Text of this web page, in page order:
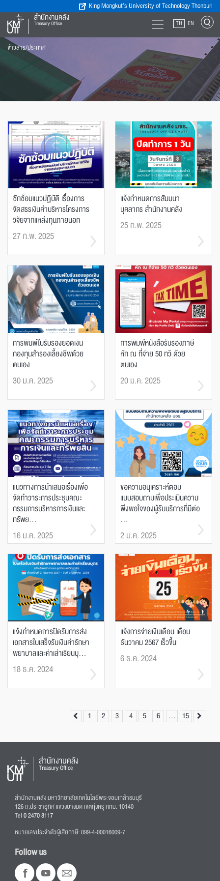
King Mongkut’s University of Technology Thonburi
สำนักงานคลัง
Treasury Office TH EN
ข่าวสาร/ประกาศ
ซักซ้อมแนวปฏิบัติ เรื่องการ
จัดสรรเงินค่าบริหารโครงการ
วิจัยจากแหล่งทุนภายนอก
27 ก.พ. 2025
แจ้งกำหนดการสัมมนา
บุคลากร สำนักงานคลัง
25 ก.พ. 2025
การพิมพ์ใบรับรองยอดเงิน
กองทุนสำรองเลี้ยงชีพด้วย
ตนเอง
30 ม.ค. 2025
การพิมพ์หนังสือรับรองภาษี
หัก ณ ที่จ่าย 50 ทวิ ด้วย
ตนเอง
20 ม.ค. 2025
แนวทางการนำเสนอเรื่องเพื่อ
จัดทำวาระการประชุมคณะ
กรรมการบริหารการเงินและ
ทรัพย...
16 ม.ค. 2025
ขอความอนุเคราะห์ตอบ
แบบสอบถามเพื่อประเมินความ
พึงพอใจของผู้รับบริการที่มีต่อ
...
2 ม.ค. 2025
แจ้งกำหนดการปิดรับการส่ง
เอกสารใบเสร็จรับเงินค่ารักษา
พยาบาลและค่าเล่าเรียนบุ...
18 ธ.ค. 2024
แจ้งการจ่ายเงินเดือน เดือน
ธันวาคม 2567 เร็วขึ้น
6 ธ.ค. 2024
1 2 3 4 5 6 … 15
สำนักงานคลัง
Treasury Office
สำนักงานคลัง มหาวิทยาลัยเทคโนโลยีพระจอมเกล้าธนบุรี
126 ถ.ประชาอุทิศ แขวงบางมด เขตทุ่งครุ กทม. 10140
Tel0 2470 8117
หมายเลขประจำตัวผู้เสียภาษี: 099-4-00016009-7
Follow us